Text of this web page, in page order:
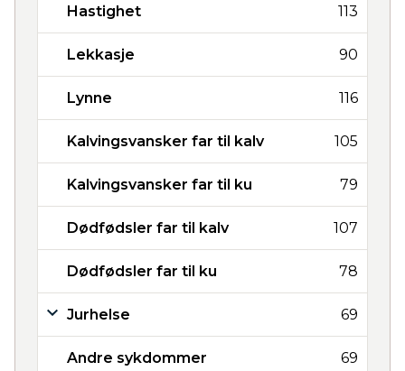
Hastighet 113
Lekkasje 90
Lynne 116
Kalvingsvansker far til kalv 105
Kalvingsvansker far til ku 79
Dødfødsler far til kalv 107
Dødfødsler far til ku 78
Jurhelse 69
Andre sykdommer 69